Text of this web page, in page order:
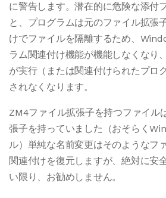
に警告します。潜在的に危険な添付
と、プログラムは元のファイル拡張
けでファイルを隔離するため、
ラム関連付け機能が機能しなくなり
が実行（または関連付けられたプロ
されなくなります。
ZM4ファイル拡張子を持つファイル
張子を持っていました（おそらく
ル）単純な名前変更はそのようなフ
関連付けを復元しますが、絶対に安
い限り、お勧めしません。